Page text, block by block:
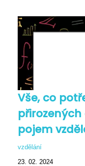
Vše, co
pojem
vzdělání
23. 02. 2024